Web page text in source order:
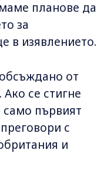
планове да
за
в изявлението.
от
се стигне
само първият
с
и